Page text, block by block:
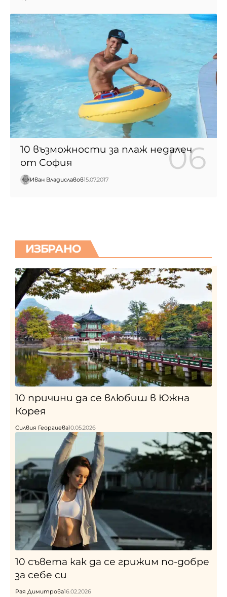
10 възможности за плаж недалеч
от София
Иван Владиславов15.07.2017
ИЗБРАНО
10 причини да се влюбиш в Южна
Корея
Силвия Георгиева10.05.2026
10 съвета как да се грижим по-добре
за себе си
Рая Димитрова16.02.2026